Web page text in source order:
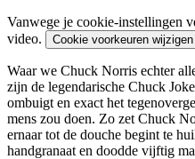
Vanwege je cookie-instellingen
video.
Cookie voorkeuren wijzigen
Waar we Chuck Norris echter
zijn de legendarische Chuck
ombuigt en exact het
mens zou doen. Zo zet Chuck
ernaar tot de douche begint te
handgranaat en doodde vijftig